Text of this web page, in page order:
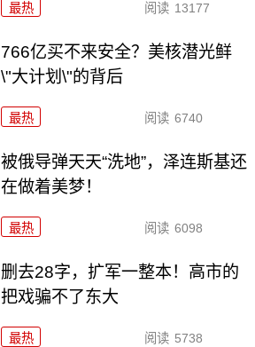
最热 阅读 13177
766亿买不来安全？美核潜光鲜
\"大计划\"的背后
最热 阅读 6740
被俄导弹天天“洗地”，泽连斯基还
在做着美梦！
最热 阅读 6098
删去28字，扩军一整本！高市的
把戏骗不了东大
最热 阅读 5738